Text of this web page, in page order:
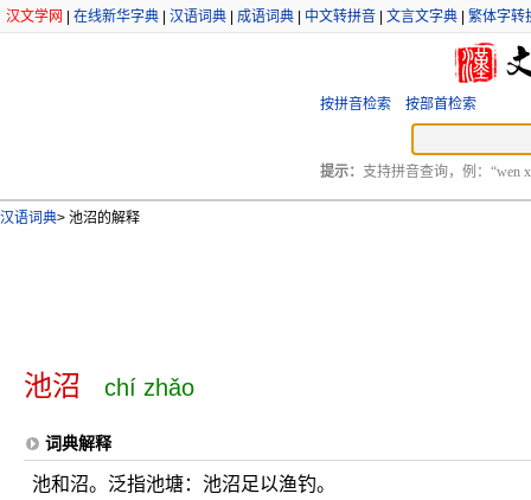
汉文学网 在线新华字典 汉语词典 成语词典 中文转拼音 文言文字典 繁体字转
按拼音检索 按部首检索
提示： 支持拼音查询，例：“wen
汉语词典> 池沼的解释
池沼 chí zhǎo
词典解释
池和沼。泛指池塘：池沼足以渔钓。